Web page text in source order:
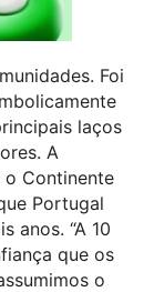
Foi
laços
A
o Continente
Portugal
anos. “A 10
que os
o